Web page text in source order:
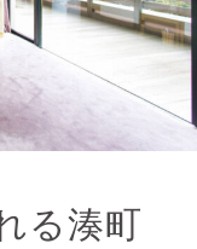
る湊町